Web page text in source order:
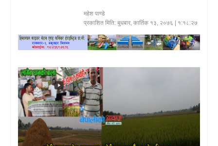
प्रवास/
स्वास्थ्य/
रोचक
विचार/
अन्तर्वार्ता
महेश पाण्डे
प्रकाशित मिति: बुधबार, कार्तिक १३, २०७६ | १:१८:२७